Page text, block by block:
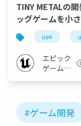
TINY METALの開発
ッグゲームを小
ームで【
WEST 2018】
ue4
エピック
ゲームズ
#ゲーム開発